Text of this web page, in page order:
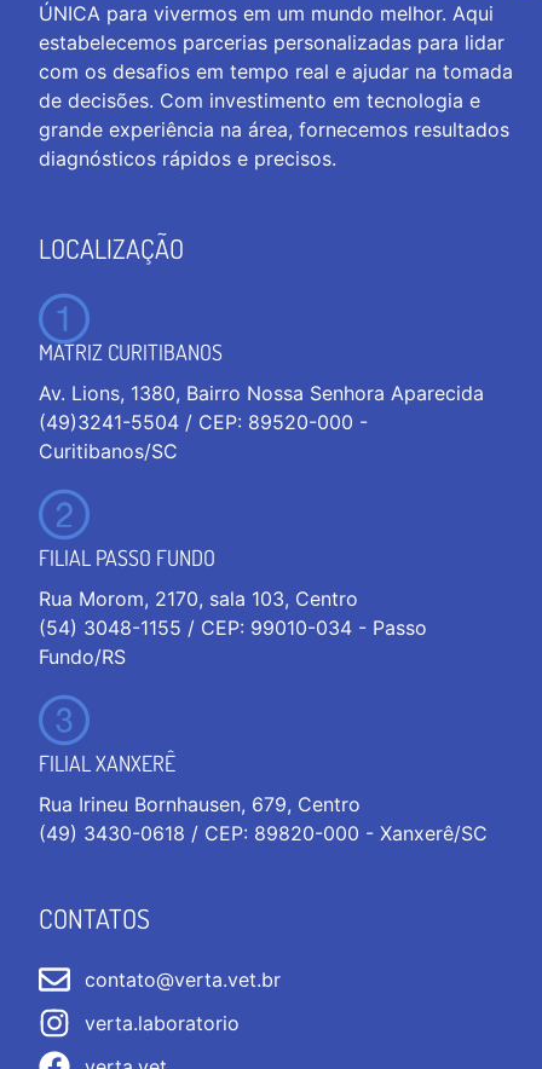
ÚNICA para vivermos em um mundo melhor. Aqui
estabelecemos parcerias personalizadas para lidar
com os desafios em tempo real e ajudar na tomada
de decisões. Com investimento em tecnologia e
grande experiência na área, fornecemos resultados
diagnósticos rápidos e precisos.
LOCALIZAÇÃO
MATRIZ CURITIBANOS
Av. Lions, 1380, Bairro Nossa Senhora Aparecida
(49)3241-5504 / CEP: 89520-000 -
Curitibanos/SC
FILIAL PASSO FUNDO
Rua Morom, 2170, sala 103, Centro
(54) 3048-1155 / CEP: 99010-034 - Passo
Fundo/RS
FILIAL XANXERÊ
Rua Irineu Bornhausen, 679, Centro
(49) 3430-0618 / CEP: 89820-000 - Xanxerê/SC
CONTATOS
contato@verta.vet.br
verta.laboratorio